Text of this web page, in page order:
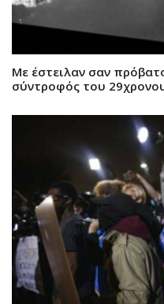
Με έστειλαν σαν
σύντροφός του